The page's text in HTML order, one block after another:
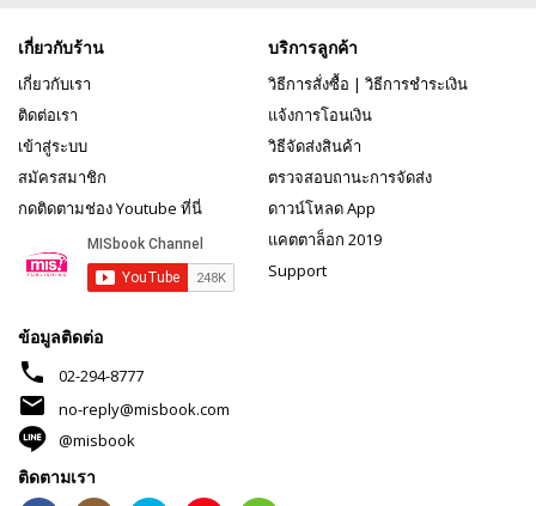
เกี่ยวกับร้าน
เกี่ยวกับเรา
ติดต่อเรา
เข้าสู่ระบบ
สมัครสมาชิก
กดติดตามช่อง Youtube ที่นี่
บริการลูกค้า
วิธีการสั่งซื้อ | วิธีการชำระเงิน
แจ้งการโอนเงิน
วิธีจัดส่งสินค้า
ตรวจสอบถานะการจัดส่ง
ดาวน์โหลด App
แคตตาล็อก 2019
Support
ข้อมูลติดต่อ
phone 02-294-8777
mail
no-reply@misbook.com
@misbook
ติดตามเรา